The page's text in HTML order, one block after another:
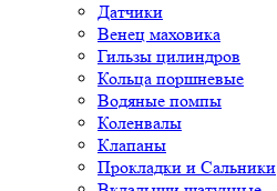
Датчики
Венец маховика
Гильзы цилиндров
Кольца поршневые
Водяные помпы
Коленвалы
Клапаны
Прокладки и Сальники